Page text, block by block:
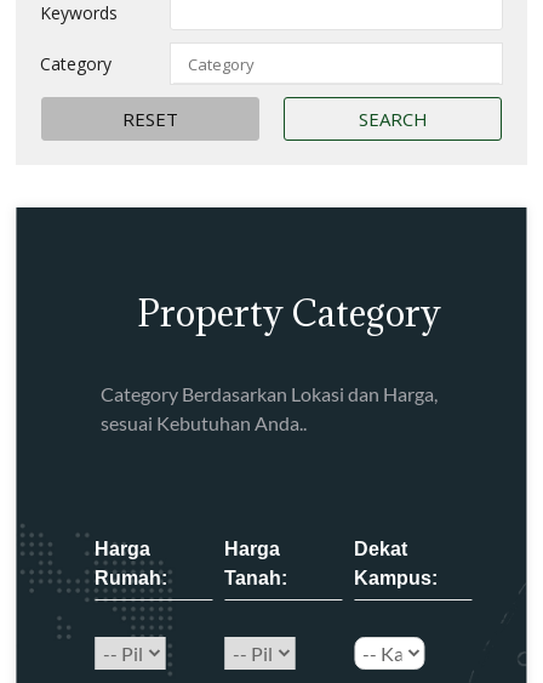
Keywords
Category
Property Category
Category Berdasarkan Lokasi dan Harga,
sesuai Kebutuhan Anda..
Harga
Rumah:
Harga
Tanah:
Dekat
Kampus: